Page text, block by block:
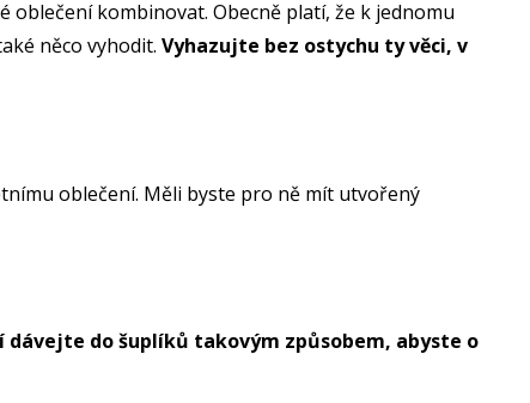
kombinovat. Obecně platí, že k jednomu
něco vyhodit. Vyhazujte bez ostychu ty věci, v
oblečení. Měli byste pro ně mít utvořený
dávejte do šuplíků takovým způsobem, abyste o